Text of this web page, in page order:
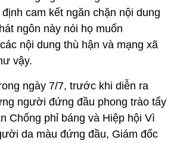
cam kết ngăn chặn nội dung
ngôn này nói họ muốn
nội dung thù hận và mạng xã
vậy.
ngày 7/7, trước khi diễn ra
người đứng đầu phong trào tẩy
Chống phỉ báng và Hiệp hội Vì
da màu đứng đầu, Giám đốc